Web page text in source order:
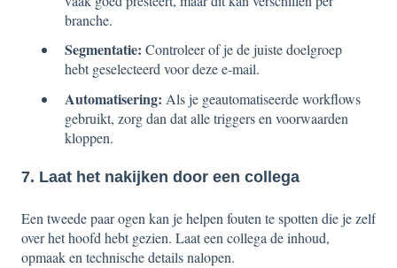
branche.
Segmentatie: Controleer of je de juiste doelgroep
hebt geselecteerd voor deze e-mail.
Automatisering: Als je geautomatiseerde workflows
gebruikt, zorg dan dat alle triggers en voorwaarden
kloppen.
7. Laat het nakijken door een collega
Een tweede paar ogen kan je helpen fouten te spotten die je zelf
over het hoofd hebt gezien. Laat een collega de inhoud,
opmaak en technische details nalopen.